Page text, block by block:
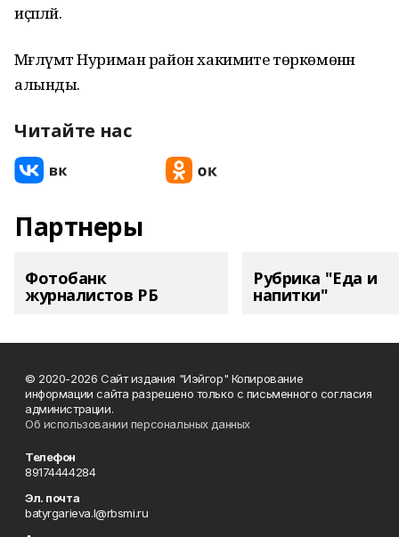
иҫәпләй.
Мәғлүмәт Нуриман район хакимиәте төркөмөнән
алынды.
Читайте нас
Партнеры
Фотобанк
журналистов РБ
Рубрика "Еда и
напитки"
© 2020-2026 Сайт издания "Иэйгор" Копирование
информации сайта разрешено только с письменного согласия
администрации.
Об использовании персональных данных
Телефон
89174444284
Эл. почта
batyrgarieva.l@rbsmi.ru